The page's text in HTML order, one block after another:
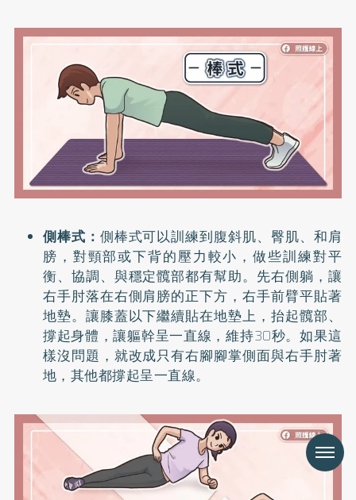
側棒式： 側棒式可以訓練到腹斜肌、臀肌、和肩
膀，對頸部或下背的壓力較小，做些訓練對平
衡、協調、與穩定髖部都有幫助。先右側躺，讓
右手肘落在右側肩膀的正下方，右手前臂平貼著
地墊。讓膝蓋以下繼續貼在地墊上，抬起髖部、
撐起身體，讓軀幹呈一直線，維持30秒。如果這
樣沒問題，就改成只有右腳腳掌側面與右手肘著
地，其他都撐起呈一直線。
Menu